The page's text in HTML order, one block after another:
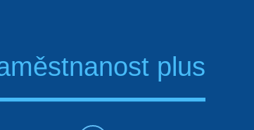
plus